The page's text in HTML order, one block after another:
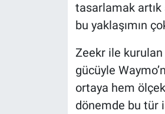
tasarlamak artık
bu yaklaşımın
Zeekr ile kurulan
gücüyle
ortaya hem
dönemde bu tür